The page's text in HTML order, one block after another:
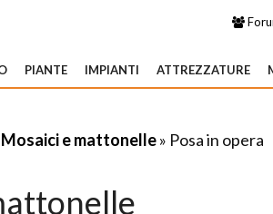
PIANTE IMPIANTI ATTREZZATURE
Mosaici e mattonelle» Posa in opera